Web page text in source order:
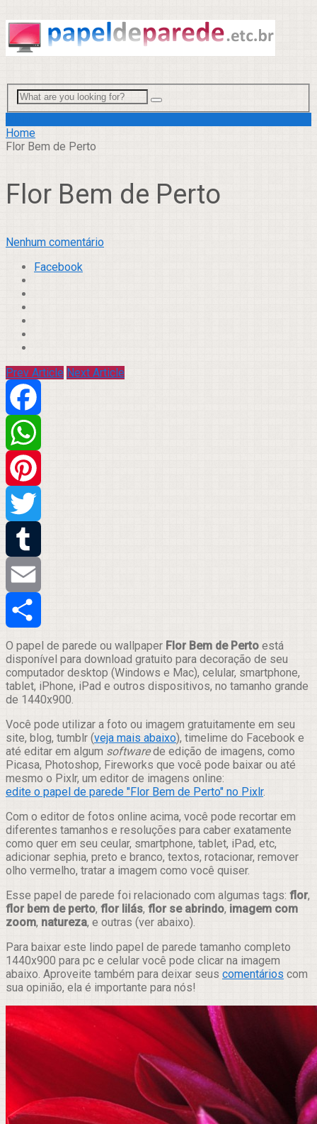
Home
Flor Bem de Perto
Flor Bem de Perto
Nenhum comentário
Facebook
Prev Article Next Article
Facebook
WhatsApp
Pinterest
Twitter
Tumblr
Email
Compartilhar
O papel de parede ou wallpaper Flor Bem de Perto está
disponível para download gratuito para decoração de seu
computador desktop (Windows e Mac), celular, smartphone,
tablet, iPhone, iPad e outros dispositivos, no tamanho grande
de 1440x900.
Você pode utilizar a foto ou imagem gratuitamente em seu
site, blog, tumblr (veja mais abaixo), timelime do Facebook e
até editar em algum softwarede edição de imagens, como
Picasa, Photoshop, Fireworks que você pode baixar ou até
mesmo o Pixlr, um editor de imagens online:
edite o papel de parede "Flor Bem de Perto" no Pixlr.
Com o editor de fotos online acima, você pode recortar em
diferentes tamanhos e resoluções para caber exatamente
como quer em seu ceular, smartphone, tablet, iPad, etc,
adicionar sephia, preto e branco, textos, rotacionar, remover
olho vermelho, tratar a imagem como você quiser.
Esse papel de parede foi relacionado com algumas tags: flor,
flor bem de perto, flor lilás, flor se abrindo, imagem com
zoom, natureza, e outras (ver abaixo).
Para baixar este lindo papel de parede tamanho completo
1440x900 para pc e celular você pode clicar na imagem
abaixo. Aproveite também para deixar seus comentários com
sua opinião, ela é importante para nós!